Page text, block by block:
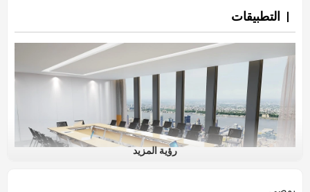
التطبيقات
رؤية المزيد